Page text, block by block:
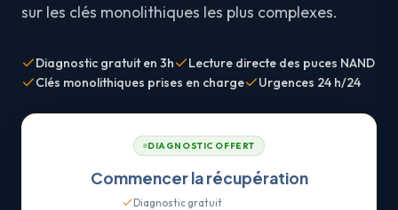
sur les clés monolithiques les plus complexes.
Diagnostic gratuit en 3h
Lecture directe des puces NAND
Clés monolithiques prises en charge
Urgences 24 h/24
DIAGNOSTIC OFFERT
Commencer la récupération
Diagnostic gratuit